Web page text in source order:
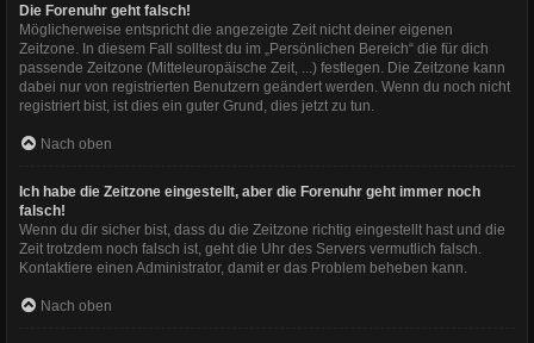
Die Forenuhr geht falsch!
Möglicherweise entspricht die angezeigte Zeit nicht deiner eigenen
Zeitzone. In diesem Fall solltest du im „Persönlichen Bereich“ die für dich
passende Zeitzone (Mitteleuropäische Zeit, ...) festlegen. Die Zeitzone kann
dabei nur von registrierten Benutzern geändert werden. Wenn du noch nicht
registriert bist, ist dies ein guter Grund, dies jetzt zu tun.
Nach oben
Ich habe die Zeitzone eingestellt, aber die Forenuhr geht immer noch
falsch!
Wenn du dir sicher bist, dass du die Zeitzone richtig eingestellt hast und die
Zeit trotzdem noch falsch ist, geht die Uhr des Servers vermutlich falsch.
Kontaktiere einen Administrator, damit er das Problem beheben kann.
Nach oben